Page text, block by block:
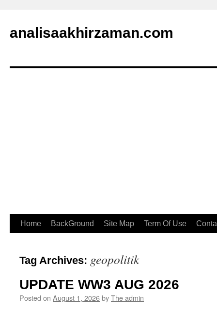
analisaakhirzaman.com
Home BackGround Site Map Term Of Use
Tag Archives: geopolitik
UPDATE WW3 AUG 2026
Posted on August 1, 2026byThe admin